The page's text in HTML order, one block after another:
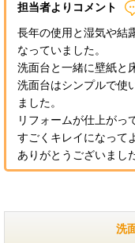
担当者よりコメント
長年の使用と湿気や結
なっていました。
洗面台と一緒に壁紙と
洗面台はシンプルで使
ました。
リフォームが仕上がっ
すごくキレイになって
ありがとうございまし
洗